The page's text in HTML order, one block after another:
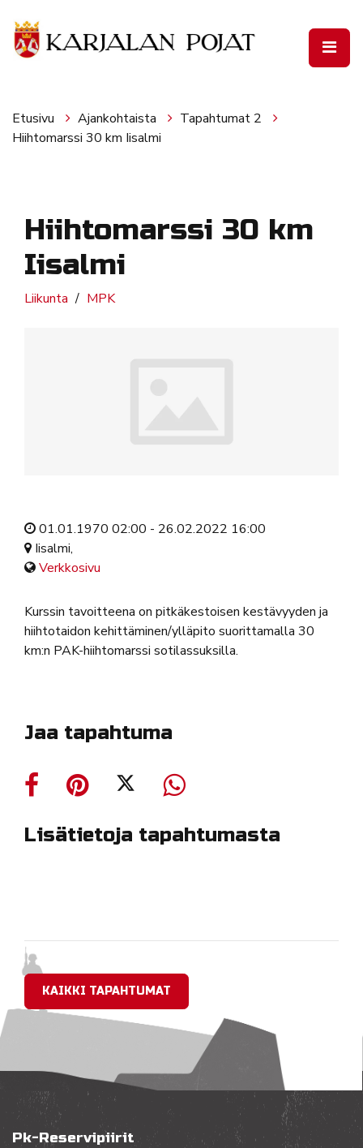
Etusivu Ajankohtaista
Tapahtumat 2
Hiihtomarssi 30 km Iisalmi
Hiihtomarssi 30 km
Iisalmi
Liikunta MPK
01.01.1970 02:00 - 26.02.2022 16:00
Iisalmi,
Verkkosivu
Kurssin tavoitteena on pitkäkestoisen kestävyyden ja
hiihtotaidon kehittäminen/ylläpito suorittamalla 30
km:n PAK-hiihtomarssi sotilassuksilla.
Jaa tapahtuma
Lisätietoja tapahtumasta
KAIKKI TAPAHTUMAT
Pk-Reservipiirit